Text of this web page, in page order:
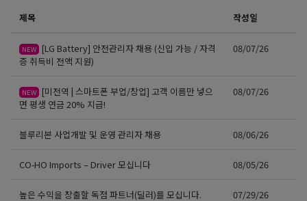
제목 작성일
NEW
[LG Battery] 안전관리자 채용 (신입 가능 / 자격
증 취득비 전액 지원)
08/07/26
NEW
[미전역 | 스마트폰 부업/창업] 고객 이름만 넣으
면 평생 연금 20% 지급!
08/07/26
블루리본 사업개발 및 운영 관리자 채용 08/06/26
CO-HO Imports – Driver 모십니다 08/05/26
높은 수익을 창출할 독점 파트너(딜러)를 모십니다. 07/29/26